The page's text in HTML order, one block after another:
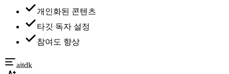
개인화된 콘텐츠
타깃 독자 설정
참여도 향상
aitdk